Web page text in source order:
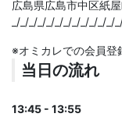
広島県広島市中区紙
_/_/_/_/_/_/_/_/_/_/_/
※オミカレでの会員登
当日の流れ
13:45 - 13:55